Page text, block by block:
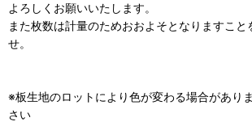
よろしくお願いいたします。
また枚数は計量のためおおよそとなりますこと
せ。
※板生地のロットにより色が変わる場合があり
さい